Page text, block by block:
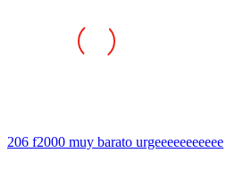
206 f2000 muy barato urgeeeeeeeeeee